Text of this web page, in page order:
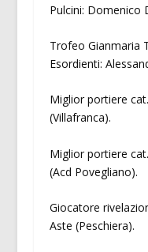
Pulcini: Domenico
Trofeo Gianmaria
Esordienti:
Miglior portiere
(Villafranca).
Miglior portiere
(Acd Povegliano).
Giocatore
Aste (Peschiera).